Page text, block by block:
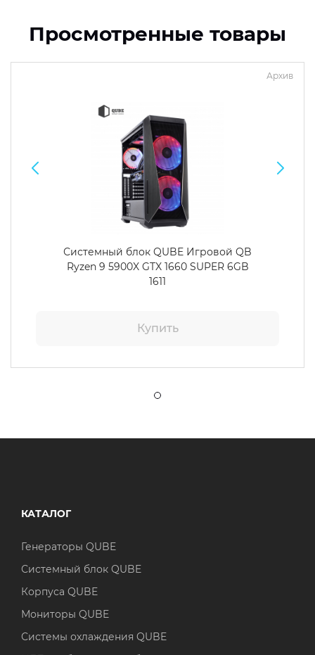
Просмотренные товары
Архив
Системный блок QUBE Игровой QB
Ryzen 9 5900X GTX 1660 SUPER 6GB
1611
Купить
КАТАЛОГ
Генераторы QUBE
Системный блок QUBE
Корпуса QUBE
Мониторы QUBE
Системы охлаждения QUBE